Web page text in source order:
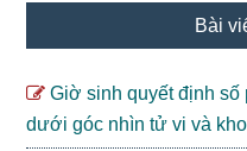
Bài
Giờ sinh quyết định số
dưới góc nhìn tử vi và